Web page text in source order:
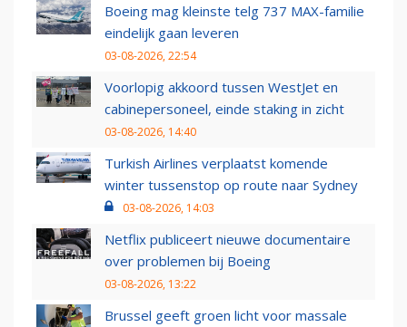
Boeing mag kleinste telg 737 MAX-familie
eindelijk gaan leveren
03-08-2026, 22:54
Voorlopig akkoord tussen WestJet en
cabinepersoneel, einde staking in zicht
03-08-2026, 14:40
Turkish Airlines verplaatst komende
winter tussenstop op route naar Sydney
03-08-2026, 14:03
Netflix publiceert nieuwe documentaire
over problemen bij Boeing
03-08-2026, 13:22
Brussel geeft groen licht voor massale